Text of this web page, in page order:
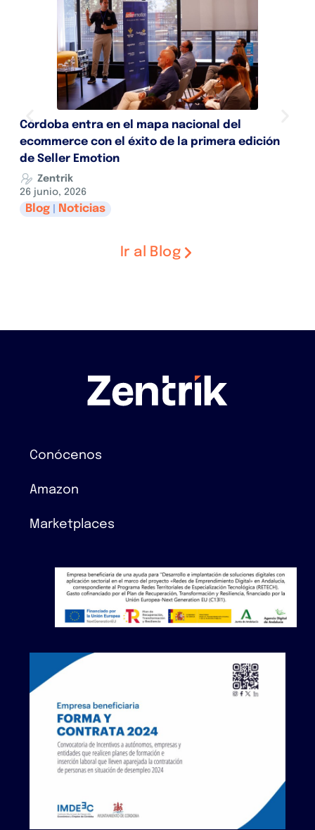
Córdoba entra en el mapa nacional del
ecommerce con el éxito de la primera edición
de Seller Emotion
Zentrik
26 junio, 2026
Blog Noticias
Ir al Blog
Conócenos
Amazon
Marketplaces